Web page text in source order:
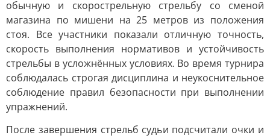
обычную и скорострельную стрельбу со сменой
магазина по мишени на 25 метров из положения
стоя. Все участники показали отличную точность,
скорость выполнения нормативов и устойчивость
стрельбы в усложнённых условиях. Во время турнира
соблюдалась строгая дисциплина и неукоснительное
соблюдение правил безопасности при выполнении
упражнений.
После завершения стрельб судьи подсчитали очки и